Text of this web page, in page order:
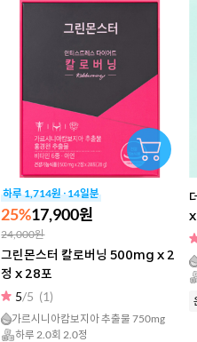
하루 1,714원 · 14일분
25%17,900원
24,000원
그린몬스터 칼로버닝 500mg x 2
정 x 28포
5/5 (1)
가르시니아캄보지아 추출물 750mg
하루 2.0회 2.0정